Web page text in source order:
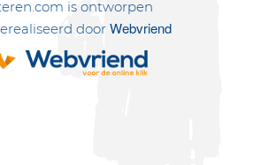
is ontworpen
doorWebvriend